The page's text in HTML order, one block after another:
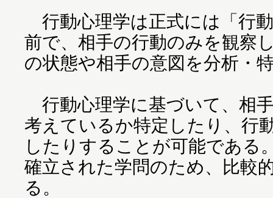
行動心理学は正式には「行
前で、相手の行動のみを観察
の状態や相手の意図を分析・
行動心理学に基づいて、相
考えているか特定したり、行
したりすることが可能である
確立された学問のため、比較
る。